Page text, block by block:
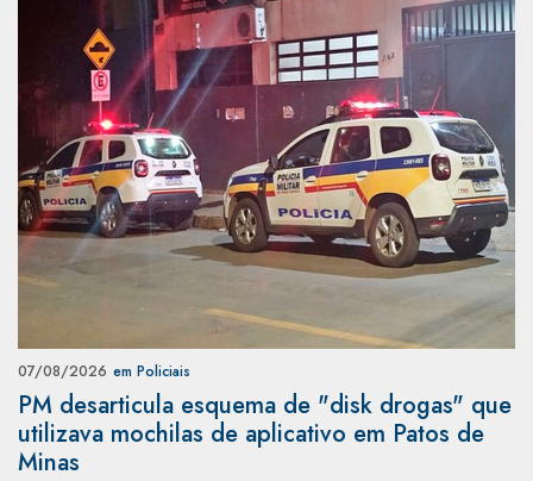
07/08/2026 em Policiais
PM desarticula esquema de "disk drogas" que
utilizava mochilas de aplicativo em Patos de
Minas